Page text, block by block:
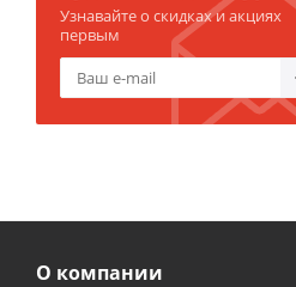
Узнавайте о скидках и акциях
первым
О компании